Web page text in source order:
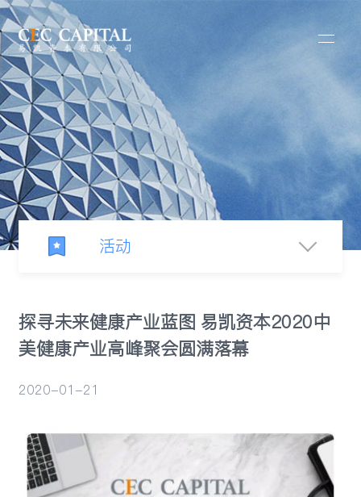
活动
新闻发布
探寻未来健康产业蓝图 易凯资本2020中
美健康产业高峰聚会圆满落幕
2020-01-21